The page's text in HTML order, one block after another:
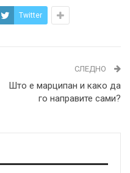
Twitter
СЛЕДНО
Што е марципан и како да
го направите сами?